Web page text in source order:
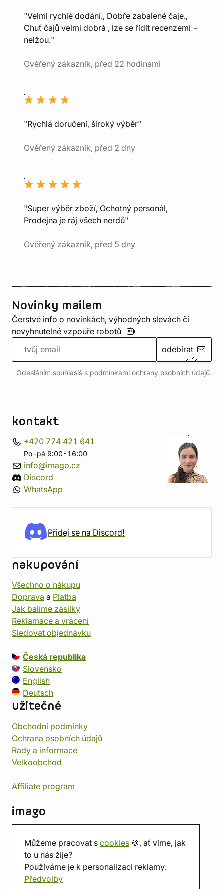
Můžeme pracovat s cookies 🍪, ať víme, jak
to u nás žije?
Používáme je k personalizaci reklamy.
Předvolby
"Velmi rychlé dodání., Dobře zabalené čaje.,
Chuť čajů velmi dobrá , lze se řídit recenzemi -
nelžou."
Ověřený zákazník, před 22 hodinami
"Rychlá doručení, široký výběr"
Ověřený zákazník, před 2 dny
"Super výběr zboží, Ochotný personál,
Prodejna je ráj všech nerdů"
Ověřený zákazník, před 5 dny
Novinky mailem
Čerstvé info o novinkách, výhodných slevách či
nevyhnutelné vzpouře robotů
odebírat
Odesláním souhlasíš s podmínkami ochrany osobních údajů.
kontakt
+420 774 421 641
Po-pá 9:00-16:00
info@imago.cz
Discord
WhatsApp
Přidej se na Discord!
nakupování
Všechno o nákupu
Doprava a Platba
Jak balíme zásilky
Reklamace a vrácení
Sledovat objednávku
Česká republika
Slovensko
English
Deutsch
užitečné
Obchodní podmínky
Ochrana osobních údajů
Rady a informace
Velkoobchod
Affiliate program
imago
Prodejna
Herna
O nás
Hodnocení obchodu